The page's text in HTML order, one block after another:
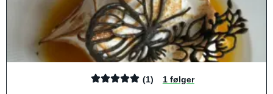
(1) 1 følger